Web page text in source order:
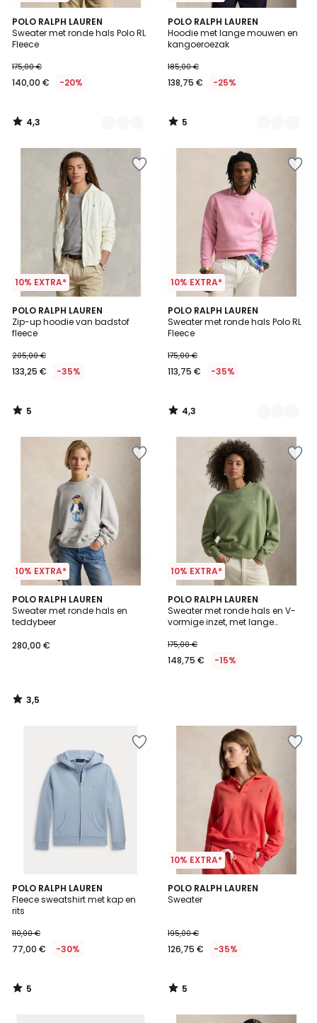
POLO RALPH LAUREN
Sweater met ronde hals Polo RL
Fleece
175,00 €
140,00 € -20%
4,3
/ 5
2
Kleuren
4,3
/
POLO RALPH LAUREN
Hoodie met lange mouwen en
kangoeroezak
185,00 €
138,75 € -25%
5
/
5
2
Kleuren
5
/
10% EXTRA*
POLO RALPH LAUREN
Zip-up hoodie van badstof
fleece
205,00 €
133,25 € -35%
5
/
5
5
/
10% EXTRA*
POLO RALPH LAUREN
Sweater met ronde hals Polo RL
Fleece
175,00 €
113,75 € -35%
4,3
/ 5
2
Kleuren
4,3
/
10% EXTRA*
POLO RALPH LAUREN
Sweater met ronde hals en
teddybeer
280,00 €
3,5
/ 5
3,5
/
10% EXTRA*
POLO RALPH LAUREN
Sweater met ronde hals en V-
vormige inzet, met lange
175,00 €
148,75 € -15%
POLO RALPH LAUREN
Fleece sweatshirt met kap en
rits
110,00 €
77,00 € -30%
5
/
5
5
/
10% EXTRA*
POLO RALPH LAUREN
Sweater
195,00 €
126,75 € -35%
5
/
5
/